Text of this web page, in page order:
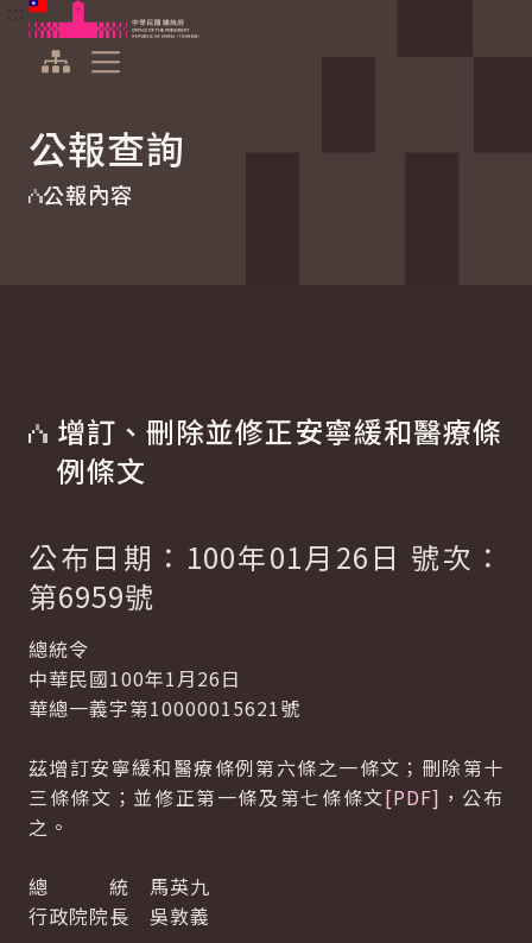
跳到主要內容
中華民國總統府
公報查詢
公報內容
增訂、刪除並修正安寧緩和醫療條
例條文
公布日期：100年01月26日 號次：
第6959號
總統令
中華民國100年1月26日
華總一義字第10000015621號
茲增訂安寧緩和醫療條例第六條之一條文；刪除第十
三條條文；並修正第一條及第七條條文[PDF] ，公布
之。
總 統 馬英九
行政院院長 吳敦義